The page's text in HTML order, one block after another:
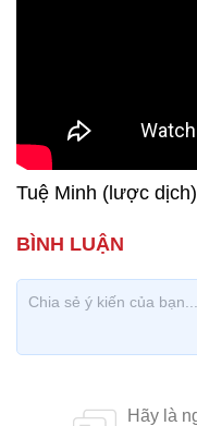
Tuệ Minh (lược dịch)